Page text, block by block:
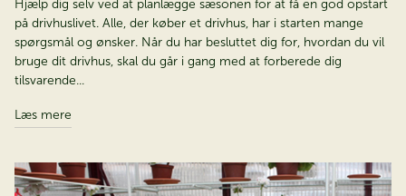
Hjælp dig selv ved at planlægge sæsonen for at få en god opstart
på drivhuslivet. Alle, der køber et drivhus, har i starten mange
spørgsmål og ønsker. Når du har besluttet dig for, hvordan du vil
bruge dit drivhus, skal du går i gang med at forberede dig
tilsvarende...
Læs mere